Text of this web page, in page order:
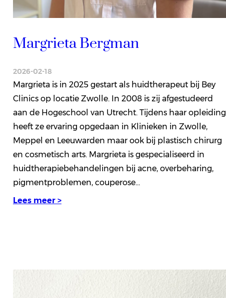
Margrieta Bergman
2026-02-18
Margrieta is in 2025 gestart als huidtherapeut bij Bey
Clinics op locatie Zwolle. In 2008 is zij afgestudeerd
aan de Hogeschool van Utrecht. Tijdens haar opleiding
heeft ze ervaring opgedaan in Klinieken in Zwolle,
Meppel en Leeuwarden maar ook bij plastisch chirurg
en cosmetisch arts. Margrieta is gespecialiseerd in
huidtherapiebehandelingen bij acne, overbeharing,
pigmentproblemen, couperose…
Lees meer >